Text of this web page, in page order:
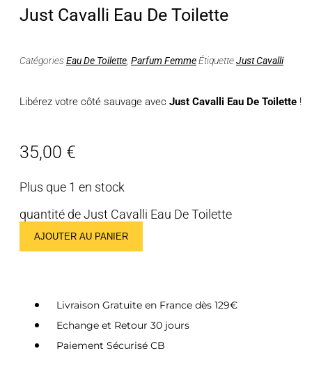
Just Cavalli Eau De Toilette
CatégoriesEau De Toilette Parfum FemmeÉtiquetteJust Cavalli
Libérez votre côté sauvage avec Just Cavalli Eau De Toilette !
35,00 €
Plus que 1 en stock
quantité de Just Cavalli Eau De Toilette
AJOUTER AU PANIER
Livraison Gratuite en France dès 129€
Echange et Retour 30 jours
Paiement Sécurisé CB